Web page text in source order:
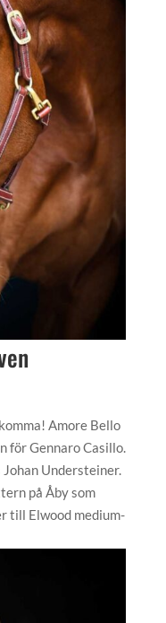
Amore Bello
för Gennaro Casillo.
Understeiner.
på Åby som
till Elwood medium-